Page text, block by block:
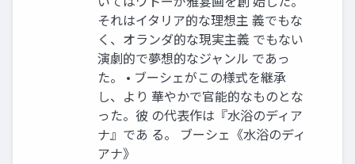
それはイタリア的な理想主 義でもな
く、オランダ的な現実主義 でもない
演劇的で夢想的なジャンル であっ
た。 • ブーシェがこの様式を継承
し、より 華やかで官能的なものとな
った。彼 の代表作は『水浴のディア
ナ』であ る。 ブーシェ《水浴のディ
アナ》